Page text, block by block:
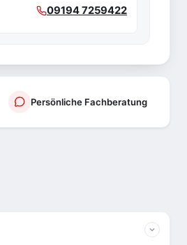
09194 7259422
Persönliche Fachberatung